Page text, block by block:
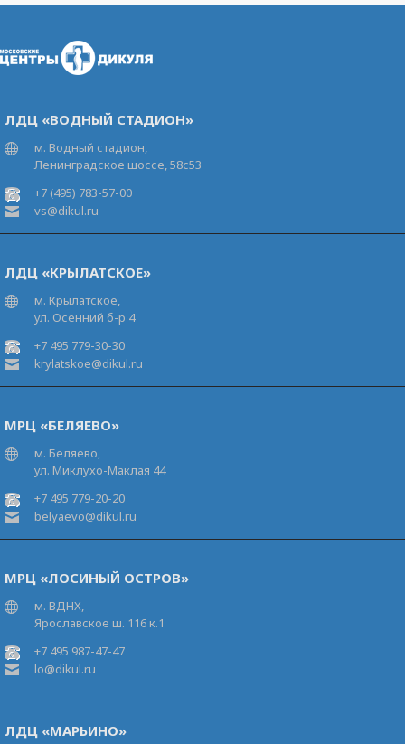
ЛДЦ «ВОДНЫЙ СТАДИОН»
м. Водный стадион,
Ленинградское шоссе, 58с53
+7 (495) 783-57-00
vs@dikul.ru
ЛДЦ «КРЫЛАТСКОЕ»
м. Крылатское,
ул. Осенний б-р 4
+7 495 779-30-30
krylatskoe@dikul.ru
МРЦ «БЕЛЯЕВО»
м. Беляево,
ул. Миклухо-Маклая 44
+7 495 779-20-20
belyaevo@dikul.ru
МРЦ «ЛОСИНЫЙ ОСТРОВ»
м. ВДНХ,
Ярославское ш. 116 к.1
+7 495 987-47-47
lo@dikul.ru
ЛДЦ «МАРЬИНО»